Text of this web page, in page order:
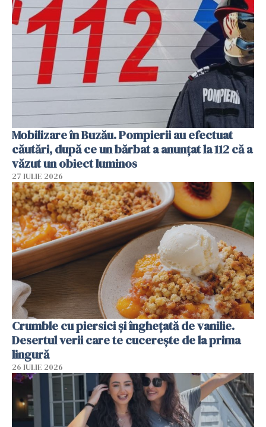
Mobilizare în Buzău. Pompierii au efectuat
căutări, după ce un bărbat a anunțat la 112 că a
văzut un obiect luminos
27 IULIE 2026
Crumble cu piersici și înghețată de vanilie.
Desertul verii care te cucerește de la prima
lingură
26 IULIE 2026